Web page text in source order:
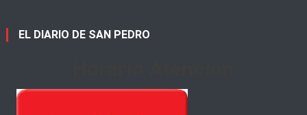
EL DIARIO DE SAN PEDRO